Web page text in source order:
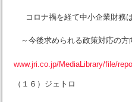
コロナ禍を経て中小企業財務
～今後求められる政策対応の方
www.jri.co.jp/MediaLibrary/file/
（１６）ジェトロ